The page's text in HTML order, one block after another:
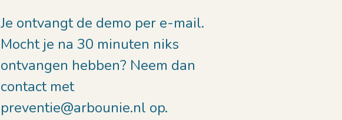
Je ontvangt de demo per e-mail.
Mocht je na 30 minuten niks
ontvangen hebben? Neem dan
contact met
preventie@arbounie.nl op.